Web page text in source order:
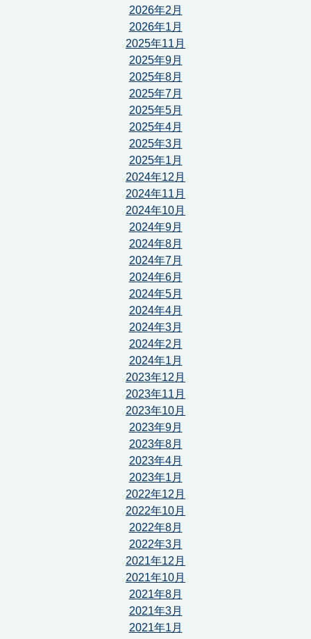
2026年2月
2026年1月
2025年11月
2025年9月
2025年8月
2025年7月
2025年5月
2025年4月
2025年3月
2025年1月
2024年12月
2024年11月
2024年10月
2024年9月
2024年8月
2024年7月
2024年6月
2024年5月
2024年4月
2024年3月
2024年2月
2024年1月
2023年12月
2023年11月
2023年10月
2023年9月
2023年8月
2023年4月
2023年1月
2022年12月
2022年10月
2022年8月
2022年3月
2021年12月
2021年10月
2021年8月
2021年3月
2021年1月